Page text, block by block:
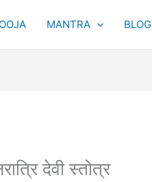
MANTRA BLOG
देवी स्तोत्र